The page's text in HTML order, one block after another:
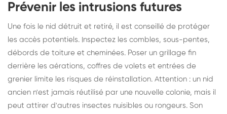
Prévenir les intrusions futures
Une fois le nid détruit et retiré, il est conseillé de protéger
les accès potentiels. Inspectez les combles, sous-pentes,
débords de toiture et cheminées. Poser un grillage fin
derrière les aérations, coffres de volets et entrées de
grenier limite les risques de réinstallation. Attention : un nid
ancien n'est jamais réutilisé par une nouvelle colonie, mais il
peut attirer d'autres insectes nuisibles ou rongeurs. Son